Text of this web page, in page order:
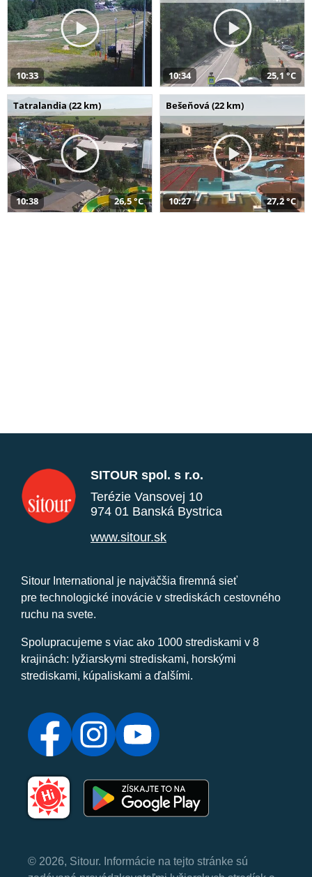
10:33 10:34 25,1 °C
Tatralandia (22 km)
10:38 26,5 °C
Bešeňová (22 km)
10:27 27,2 °C
SITOUR spol. s r.o.
Terézie Vansovej 10
974 01 Banská Bystrica
www.sitour.sk
Sitour International je najväčšia firemná sieť
pre technologické inovácie v strediskách cestovného
ruchu na svete.
Spolupracujeme s viac ako 1000 strediskami v 8
krajinách: lyžiarskymi strediskami, horskými
strediskami, kúpaliskami a ďalšími.
© 2026, Sitour. Informácie na tejto stránke sú